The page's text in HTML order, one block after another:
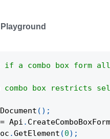
Playground
if a combo box form
combo box restricts
( ) ;
= Api . CreateComboBoxForm
.GetElement (0) ;